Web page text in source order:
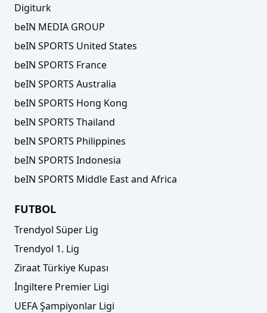
Digiturk
beIN MEDIA GROUP
beIN SPORTS United States
beIN SPORTS France
beIN SPORTS Australia
beIN SPORTS Hong Kong
beIN SPORTS Thailand
beIN SPORTS Philippines
beIN SPORTS Indonesia
beIN SPORTS Middle East and Africa
FUTBOL
Trendyol Süper Lig
Trendyol 1. Lig
Ziraat Türkiye Kupası
İngiltere Premier Ligi
UEFA Şampiyonlar Ligi